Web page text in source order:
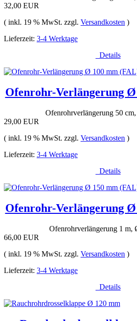
32,00 EUR
( inkl. 19 % MwSt. zzgl. Versandkosten )
Lieferzeit: 3-4 Werktage
Details
Ofenrohr-Verlängerung
Ofenrohrverlängerung 50
29,00 EUR
( inkl. 19 % MwSt. zzgl. Versandkosten )
Lieferzeit: 3-4 Werktage
Details
Ofenrohr-Verlängerung
Ofenrohrverlängerung 1 m,
66,00 EUR
( inkl. 19 % MwSt. zzgl. Versandkosten )
Lieferzeit: 3-4 Werktage
Details